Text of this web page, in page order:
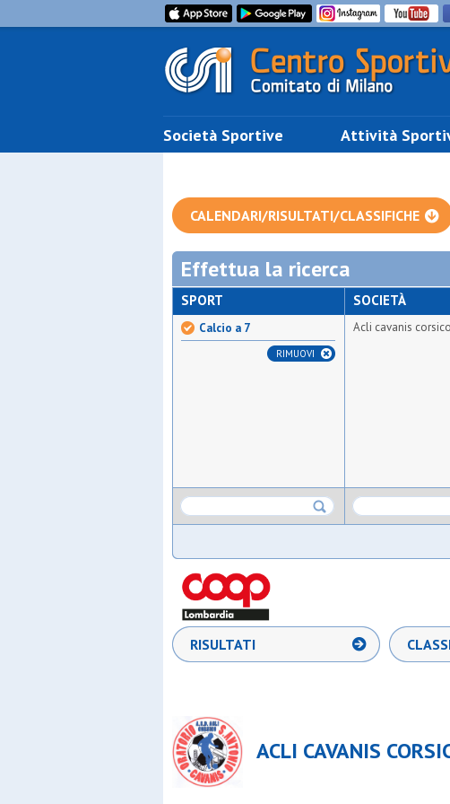
Società Sportive Attività
CALENDARI/RISULTATI/CLASSIFICHE
Effettua la ricerca
SPORT
Calcio a 7
RIMUOVI
SOCIETÀ
Acli cavanis corsico
RISULTATI
ACLI CAVANIS